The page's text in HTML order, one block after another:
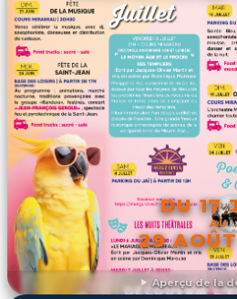
Aperçu de la
DU 17
AU
29
DÉCOUVRIR